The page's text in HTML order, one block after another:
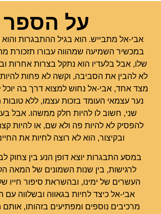
על הספר
אבי-אל מתבייש. הוא בגיל ההתבגרות
במכשיר השמיעה שמהווה עבורו תזכורת
שלו, אבל בלעדיו הוא נתקל בצרות אחרות
לא להבין את הסביבה, וקשה לא פחות להיות
מצד אחד, אבי-אל נחוש למצוא דרך בה יוכל
נער עצמאי העומד בזכות עצמו, ללא
שני, חשוב לו להיות חלק ממשהו. אבל
להפסיק לא להיות פה ולא שם, או להיות
ובקיצור, הוא לא רוצה לחיות את
במסע התבגרות יוצא דופן הנע בין צחוק
לרגישות, בין שנות השמונים של המאה
העשרים של ימינו, ובהשראת סיפור חייו
אבי-אל כיצד לחיות בגאווה ובשלווה עם
מרכיבים נוספים ומפתיעים בזהותו,